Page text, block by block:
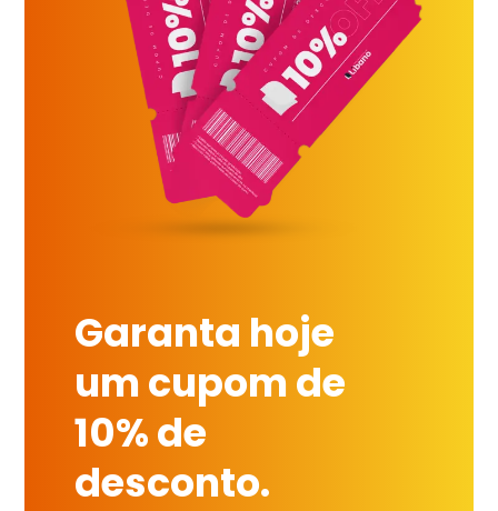
Garanta hoje
um cupom de
10% de
desconto.